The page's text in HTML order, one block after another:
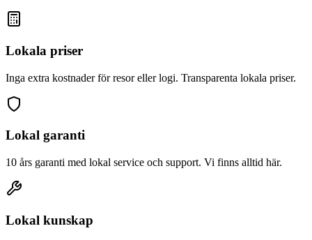
Lokala priser
Inga extra kostnader för resor eller logi. Transparenta lokala priser.
Lokal garanti
10 års garanti med lokal service och support. Vi finns alltid här.
Lokal kunskap